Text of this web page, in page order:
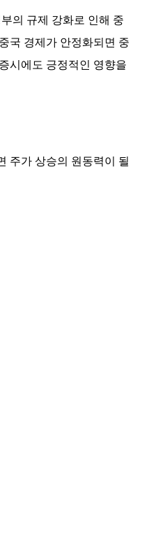
의 규제 강화로 인해 중
국 경제가 안정화되면 중
시에도 긍정적인 영향을
주가 상승의 원동력이 될